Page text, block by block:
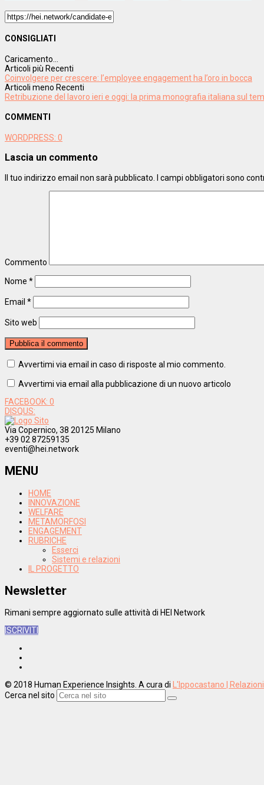
CONSIGLIATI
Caricamento...
Articoli più Recenti
Coinvolgere per crescere: l’employee engagement ha l’oro in bocca
Articoli meno Recenti
Retribuzione del lavoro ieri e oggi: la prima monografia italiana sul
COMMENTI
WORDPRESS: 0
Lascia un commento
Il tuo indirizzo email non sarà pubblicato. I campi obbligatori sono
Commento
Nome *
Email *
Sito web
Avvertimi via email in caso di risposte al mio commento.
Avvertimi via email alla pubblicazione di un nuovo articolo
FACEBOOK: 0
DISQUS:
Via Copernico, 38 20125 Milano
+39 02 87259135
eventi@hei.network
MENU
HOME
INNOVAZIONE
WELFARE
METAMORFOSI
ENGAGEMENT
RUBRICHE
Esserci
Sistemi e relazioni
IL PROGETTO
Newsletter
Rimani sempre aggiornato sulle attività di HEI Network
ISCRIVITI
© 2018 Human Experience Insights. A cura di L'Ippocastano |
Cerca nel sito